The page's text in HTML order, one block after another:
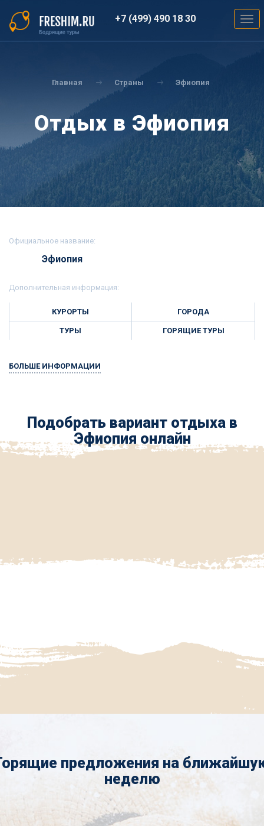
основному
содержанию
+7 (499) 490 18 30
Главная Страны Эфиопия
Отдых в Эфиопия
Официальное название:
Эфиопия
Дополнительная информация:
КУРОРТЫ ГОРОДА
ТУРЫ ГОРЯЩИЕ ТУРЫ
БОЛЬШЕ ИНФОРМАЦИИ
Подобрать вариант отдыха в
Эфиопия онлайн
предложения на
неделю